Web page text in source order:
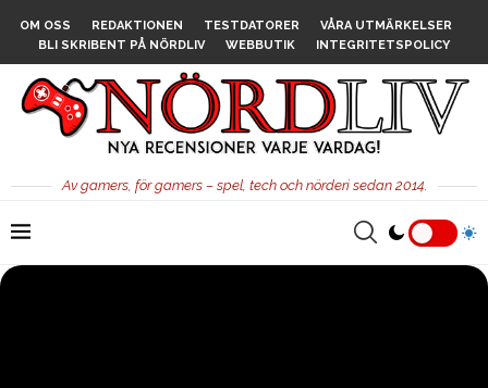
OM OSS REDAKTIONEN TESTDATORER
VÅRA UTMÄRKELSER
BLI SKRIBENT PÅ NÖRDLIV
WEBBUTIK INTEGRITETSPOLICY
Av gamers, för gamers – spel, tech och nörderi sedan 2014.